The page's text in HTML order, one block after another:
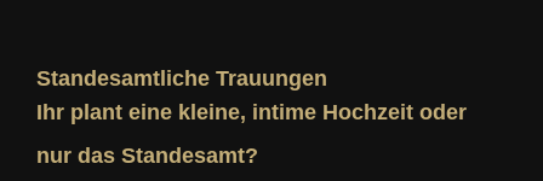
Standesamtliche Trauungen
Ihr plant eine kleine, intime Hochzeit oder
nur das Standesamt?